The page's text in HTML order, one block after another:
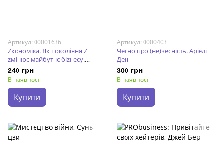
Артикул: 00001636
Zкономіка. Як покоління Z
zмінює майбутнє біzнесу.
Джейсон Дорси; Деніс Вілла
240 грн
В наявності
Купити
Артикул: 0000403
Чесно про (не)чесність. Аріелі
Ден
300 грн
В наявності
Купити